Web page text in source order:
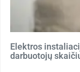
Elektros
darbuotojų